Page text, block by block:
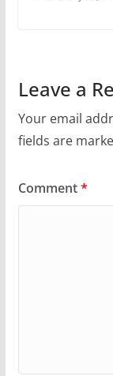
Leave a
Your email
fields are
Comment*